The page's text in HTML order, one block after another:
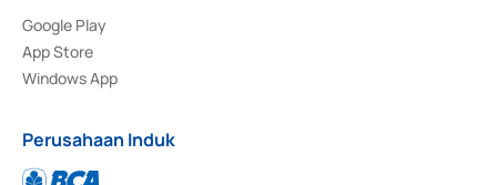
Google Play
App Store
Windows App
Perusahaan Induk